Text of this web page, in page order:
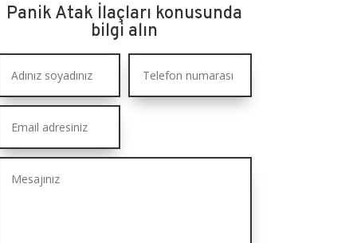
Panik Atak İlaçları konusunda
bilgi alın